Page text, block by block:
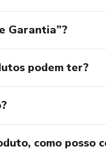
Garantia”?
podem ter?
como posso